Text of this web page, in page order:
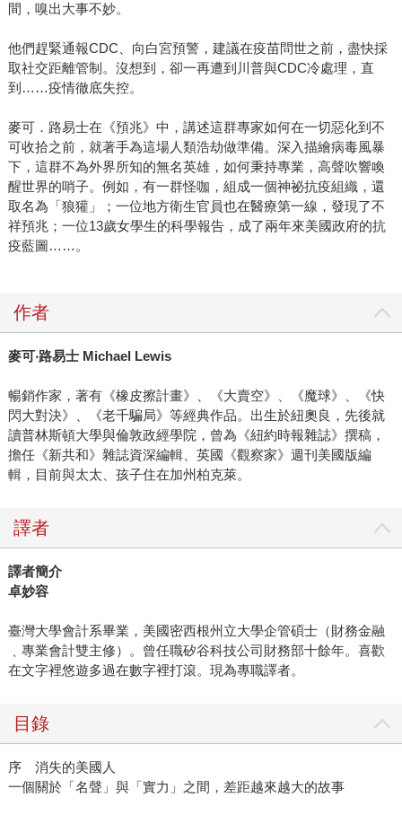
間，嗅出大事不妙。
他們趕緊通報CDC、向白宮預警，建議在疫苗問世之前，盡快採
取社交距離管制。沒想到，卻一再遭到川普與CDC冷處理，直
到……疫情徹底失控。
麥可．路易士在《預兆》中，講述這群專家如何在一切惡化到不
可收拾之前，就著手為這場人類浩劫做準備。深入描繪病毒風暴
下，這群不為外界所知的無名英雄，如何秉持專業，高聲吹響喚
醒世界的哨子。例如，有一群怪咖，組成一個神祕抗疫組織，還
取名為「狼獾」；一位地方衛生官員也在醫療第一線，發現了不
祥預兆；一位13歲女學生的科學報告，成了兩年來美國政府的抗
疫藍圖……。
作者
麥可‧路易士 Michael Lewis
暢銷作家，著有《橡皮擦計畫》、《大賣空》、《魔球》、《快
閃大對決》、《老千騙局》等經典作品。出生於紐奧良，先後就
讀普林斯頓大學與倫敦政經學院，曾為《紐約時報雜誌》撰稿，
擔任《新共和》雜誌資深編輯、英國《觀察家》週刊美國版編
輯，目前與太太、孩子住在加州柏克萊。
譯者
譯者簡介
卓妙容
臺灣大學會計系畢業，美國密西根州立大學企管碩士（財務金融
﹑專業會計雙主修）。曾任職矽谷科技公司財務部十餘年。喜歡
在文字裡悠遊多過在數字裡打滾。現為專職譯者。
目錄
序 消失的美國人
一個關於「名聲」與「實力」之間，差距越來越大的故事